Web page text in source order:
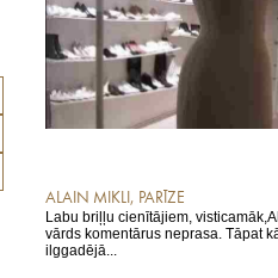
ALAIN MIKLI, PARĪZE
Labu briļļu cienītājiem,
vārds komentārus neprasa. Tāpat
ilggadējā...